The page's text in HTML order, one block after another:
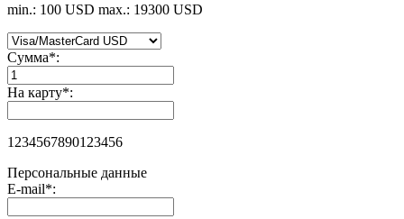
min.: 100 USD max.: 19300 USD
Сумма*:
На карту*:
1234567890123456
Персональные данные
E-mail*: